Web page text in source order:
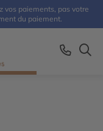
vos paiements, pas votre
du paiement.